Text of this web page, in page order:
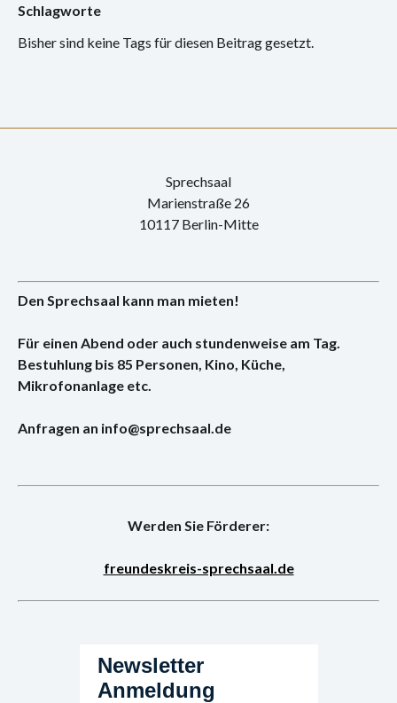
Schlagworte
Bisher sind keine Tags für diesen Beitrag gesetzt.
Sprechsaal
Marienstraße 26
10117 Berlin-Mitte
Den Sprechsaal kann man mieten!
Für einen Abend oder auch stundenweise am Tag.
Bestuhlung bis 85 Personen, Kino, Küche,
Mikrofonanlage etc.
Anfragen an info@sprechsaal.de
Werden Sie Förderer:
freundeskreis-sprechsaal.de
Newsletter
Anmeldung